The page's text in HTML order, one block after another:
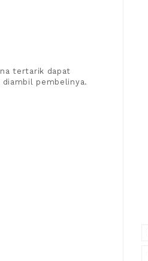
tertarik dapat
diambil pembelinya.